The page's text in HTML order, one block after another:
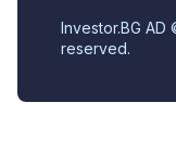
Investor.BG
reserved.